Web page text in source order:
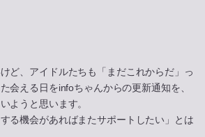
ど、アイドルたちも「まだこれからだ」っ
会える日をinfoちゃんからの更新通知を、
ようと思います。
る機会があればまたサポートしたい」とは